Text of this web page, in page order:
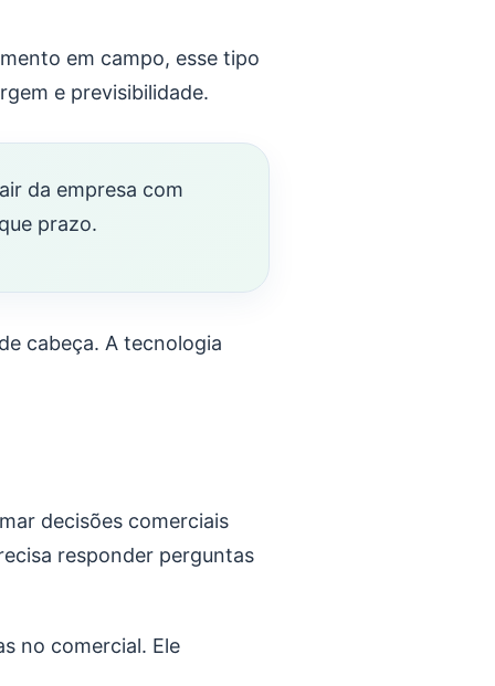
em campo, esse tipo
e previsibilidade.
da empresa com
prazo.
cabeça. A tecnologia
decisões comerciais
responder perguntas
no comercial. Ele